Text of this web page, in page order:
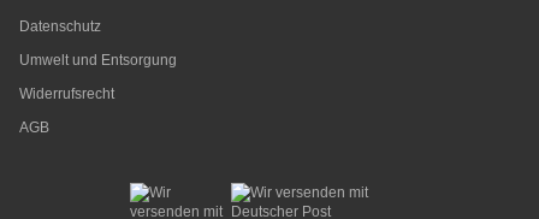
Datenschutz
Umwelt und Entsorgung
Widerrufsrecht
AGB